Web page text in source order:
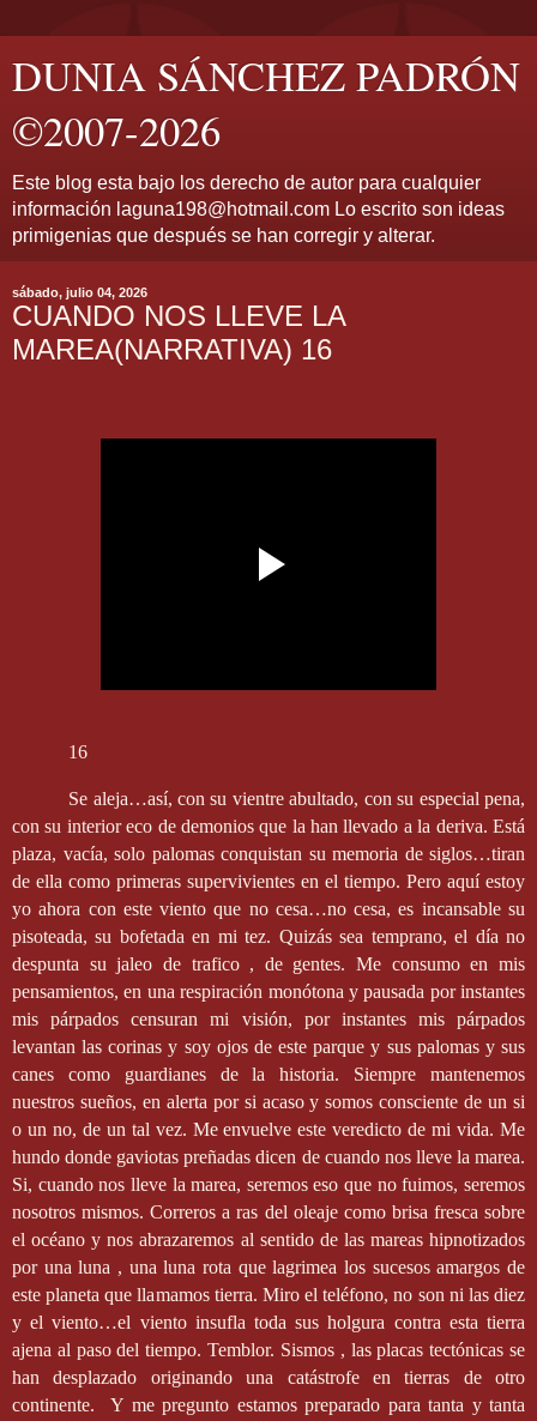
DUNIA SÁNCHEZ PADRÓN
©2007-2026
Este blog esta bajo los derecho de autor para cualquier
información laguna198@hotmail.com Lo escrito son ideas
primigenias que después se han corregir y alterar.
sábado, julio 04, 2026
CUANDO NOS LLEVE LA
MAREA(NARRATIVA) 16
16
Se aleja…así, con su vientre abultado, con su especial pena,
con su interior eco de demonios que la han llevado a la deriva. Está
plaza, vacía, solo palomas conquistan su memoria de siglos…tiran
de ella como primeras supervivientes en el tiempo. Pero aquí estoy
yo ahora con este viento que no cesa…no cesa, es incansable su
pisoteada, su bofetada en mi tez. Quizás sea temprano, el día no
despunta su jaleo de trafico , de gentes. Me consumo en mis
pensamientos, en una respiración monótona y pausada por instantes
mis párpados censuran mi visión, por instantes mis párpados
levantan las corinas y soy ojos de este parque y sus palomas y sus
canes como guardianes de la historia. Siempre mantenemos
nuestros sueños, en alerta por si acaso y somos consciente de un si
o un no, de un tal vez. Me envuelve este veredicto de mi vida. Me
hundo donde gaviotas preñadas dicen de cuando nos lleve la marea.
Si, cuando nos lleve la marea, seremos eso que no fuimos, seremos
nosotros mismos. Correros a ras del oleaje como brisa fresca sobre
el océano y nos abrazaremos al sentido de las mareas hipnotizados
por una luna , una luna rota que lagrimea los sucesos amargos de
este planeta que llamamos tierra. Miro el teléfono, no son ni las diez
y el viento…el viento insufla toda sus holgura contra esta tierra
ajena al paso del tiempo. Temblor. Sismos , las placas tectónicas se
han desplazado originando una catástrofe en tierras de otro
continente.
Y me pregunto estamos preparado para tanta y tanta